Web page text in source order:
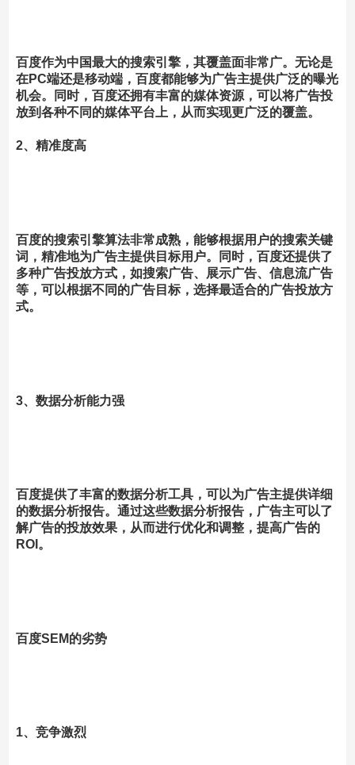
百度作为中国最大的搜索引擎，其覆盖面非常广。无论是
在PC端还是移动端，百度都能够为广告主提供广泛的曝光
机会。同时，百度还拥有丰富的媒体资源，可以将广告投
放到各种不同的媒体平台上，从而实现更广泛的覆盖。
2、精准度高
百度的搜索引擎算法非常成熟，能够根据用户的搜索关键
词，精准地为广告主提供目标用户。同时，百度还提供了
多种广告投放方式，如搜索广告、展示广告、信息流广告
等，可以根据不同的广告目标，选择最适合的广告投放方
式。
3、数据分析能力强
百度提供了丰富的数据分析工具，可以为广告主提供详细
的数据分析报告。通过这些数据分析报告，广告主可以了
解广告的投放效果，从而进行优化和调整，提高广告的
ROI。
百度SEM的劣势
1、竞争激烈